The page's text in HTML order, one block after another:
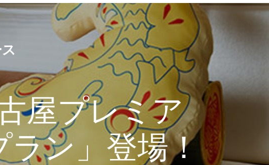
屋プレミア
ラン」登場！